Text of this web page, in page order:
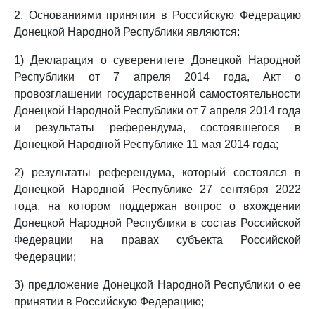
2. Основаниями принятия в Российскую Федерацию
Донецкой Народной Республики являются:
1) Декларация о суверенитете Донецкой Народной
Республики от 7 апреля 2014 года, Акт о
провозглашении государственной самостоятельности
Донецкой Народной Республики от 7 апреля 2014 года
и результаты референдума, состоявшегося в
Донецкой Народной Республике 11 мая 2014 года;
2) результаты референдума, который состоялся в
Донецкой Народной Республике 27 сентября 2022
года, на котором поддержан вопрос о вхождении
Донецкой Народной Республики в состав Российской
Федерации на правах субъекта Российской
Федерации;
3) предложение Донецкой Народной Республики о ее
принятии в Российскую Федерацию;